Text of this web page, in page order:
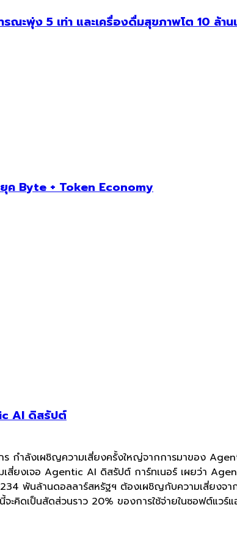
ะพุ่ง 5 เท่า และเครื่องดื่มสุขภาพโต 10 ล้า
ค Byte + Token Economy
AI ดิสรัปต์
ำลังเผชิญความเสี่ยงครั้งใหญ่จากการมาของ
ยงเจอ Agentic AI ดิสรัปต์ การ์ทเนอร์ เผยว่า
พันล้านดอลลาร์สหรัฐฯ ต้องเผชิญกับความเสี่ยงจ
ดเป็นสัดส่วนราว 20% ของการใช้จ่ายในซอฟต์แวร์แ